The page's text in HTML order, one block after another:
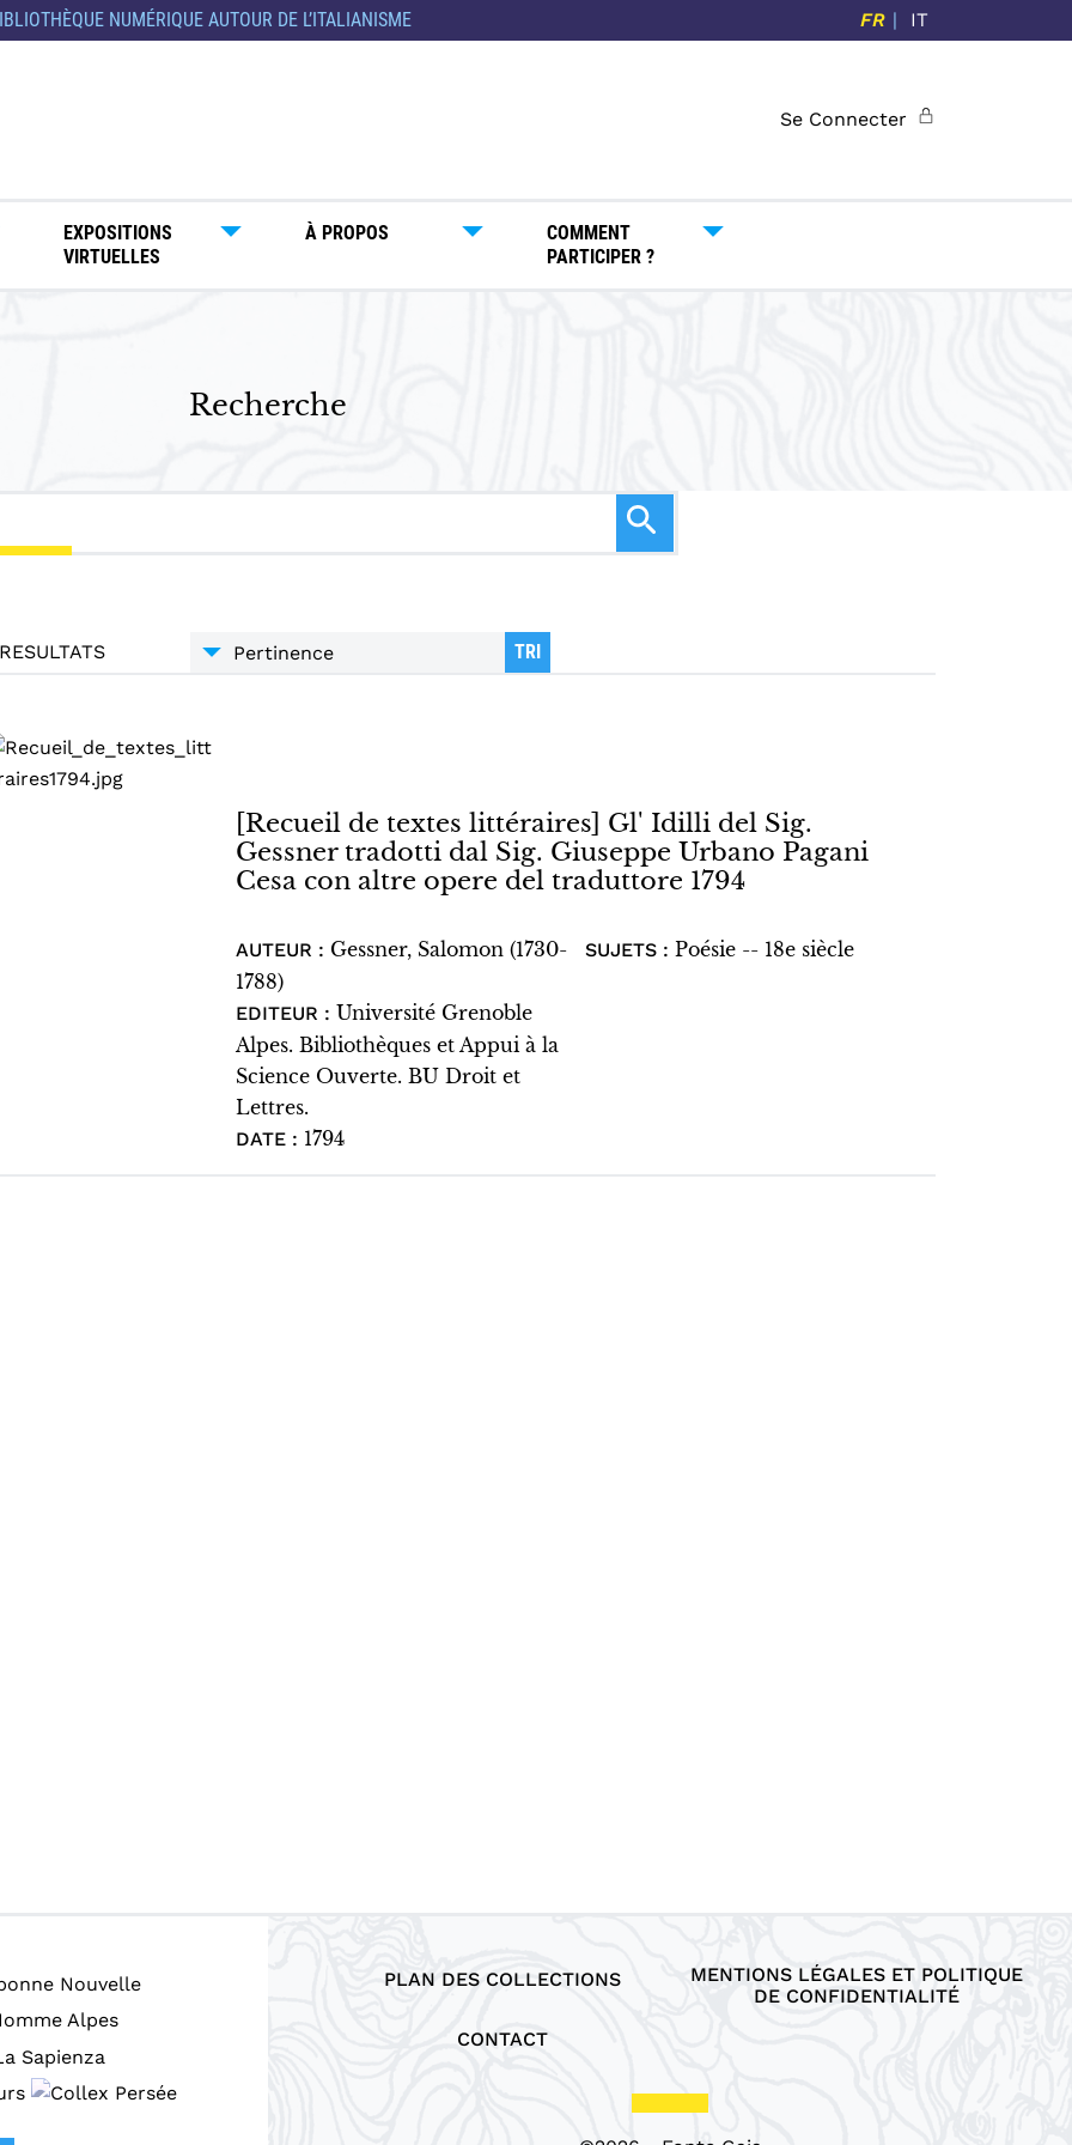
NUMÉRIQUE AUTOUR DE L’ITALIANISME FR IT
Se Connecter
EXPOSITIONS
VIRTUELLES
À PROPOS
COMMENT
PARTICIPER ?
Recherche
RESULTATS TRI
[Recueil de textes littéraires] Gl' Idilli del Sig.
Gessner tradotti dal Sig. Giuseppe Urbano Pagani
Cesa con altre opere del traduttore 1794
AUTEUR : Gessner, Salomon (1730-
1788)
EDITEUR :Université Grenoble
Alpes. Bibliothèques et Appui à la
Science Ouverte. BU Droit et
Lettres.
DATE : 1794
SUJETS : Poésie -- 18e siècle
PLAN DES COLLECTIONS
CONTACT
MENTIONS LÉGALES ET POLITIQUE
DE CONFIDENTIALITÉ